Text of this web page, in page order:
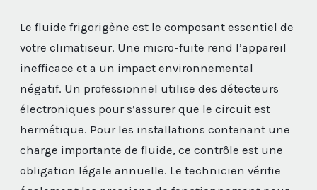
Le fluide frigorigène est le composant essentiel de
votre climatiseur. Une micro-fuite rend l’appareil
inefficace et a un impact environnemental
négatif. Un professionnel utilise des détecteurs
électroniques pour s’assurer que le circuit est
hermétique. Pour les installations contenant une
charge importante de fluide, ce contrôle est une
obligation légale annuelle. Le technicien vérifie